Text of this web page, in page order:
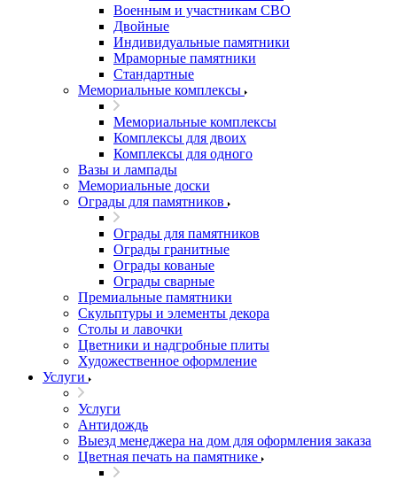
Военным и участникам СВО
Двойные
Индивидуальные памятники
Мраморные памятники
Стандартные
Мемориальные комплексы
Мемориальные комплексы
Комплексы для двоих
Комплексы для одного
Вазы и лампады
Мемориальные доски
Ограды для памятников
Ограды для памятников
Ограды гранитные
Ограды кованые
Ограды сварные
Премиальные памятники
Скульптуры и элементы декора
Столы и лавочки
Цветники и надгробные плиты
Художественное оформление
Услуги
Услуги
Антидождь
Выезд менеджера на дом для оформления заказа
Цветная печать на памятнике